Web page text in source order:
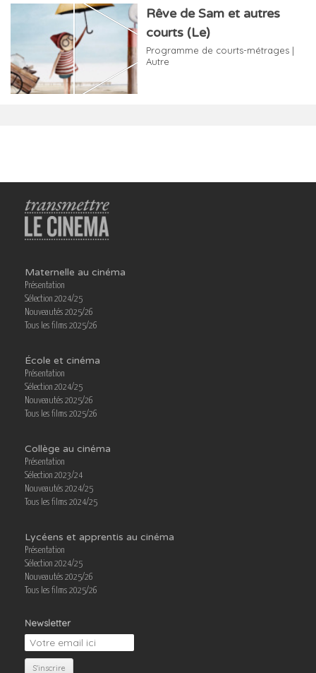
Rêve de Sam et autres
courts (Le)
Programme de courts-métrages |
Autre
Maternelle au cinéma
Présentation
Sélection 2024/25
Nouveautés 2025/26
Tous les films 2025/26
École et cinéma
Présentation
Sélection 2024/25
Nouveautés 2025/26
Tous les films 2025/26
Collège au cinéma
Présentation
Sélection 2023/24
Nouveautés 2024/25
Tous les films 2024/25
Lycéens et apprentis au cinéma
Présentation
Sélection 2024/25
Nouveautés 2025/26
Tous les films 2025/26
Newsletter